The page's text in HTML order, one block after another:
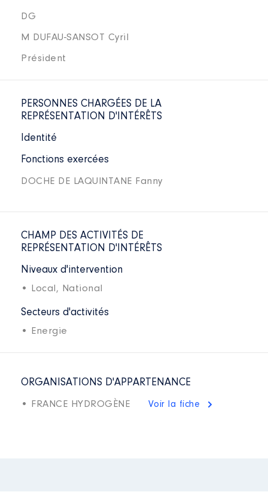
DG
M DUFAU-SANSOT Cyril
Président
PERSONNES CHARGÉES DE LA
REPRÉSENTATION D'INTÉRÊTS
Identité
Fonctions exercées
DOCHE DE LAQUINTANE Fanny
CHAMP DES ACTIVITÉS DE
REPRÉSENTATION D'INTÉRÊTS
Niveaux d'intervention
• Local, National
Secteurs d'activités
• Energie
ORGANISATIONS D'APPARTENANCE
• FRANCE HYDROGÈNE Voir la fiche